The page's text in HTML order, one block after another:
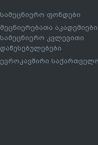
სამეცნიერო ფონდები
მეცნიერებათა
სამეცნიერო კვლევითი
დაწესებულებები
ევროკავშირი